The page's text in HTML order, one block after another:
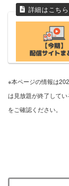
※本ページの情報は
は見放題が終了して
をご確認ください。